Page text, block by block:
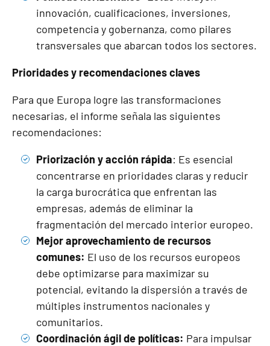
innovación, cualificaciones, inversiones,
competencia y gobernanza, como pilares
transversales que abarcan todos los sectores.
Prioridades y recomendaciones claves
Para que Europa logre las transformaciones
necesarias, el informe señala las siguientes
recomendaciones:
Priorización y acción rápida: Es esencial
concentrarse en prioridades claras y reducir
la carga burocrática que enfrentan las
empresas, además de eliminar la
fragmentación del mercado interior europeo.
Mejor aprovechamiento de recursos
comunes: El uso de los recursos europeos
debe optimizarse para maximizar su
potencial, evitando la dispersión a través de
múltiples instrumentos nacionales y
comunitarios.
Coordinación ágil de políticas: Para impulsar